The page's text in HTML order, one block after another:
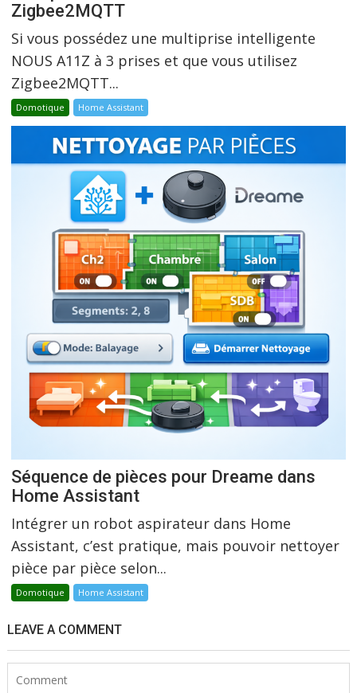
Zigbee2MQTT
Si vous possédez une multiprise intelligente
NOUS A11Z à 3 prises et que vous utilisez
Zigbee2MQTT...
Domotique Home Assistant
Séquence de pièces pour Dreame dans
Home Assistant
Intégrer un robot aspirateur dans Home
Assistant, c’est pratique, mais pouvoir nettoyer
pièce par pièce selon...
Domotique Home Assistant
LEAVE A COMMENT